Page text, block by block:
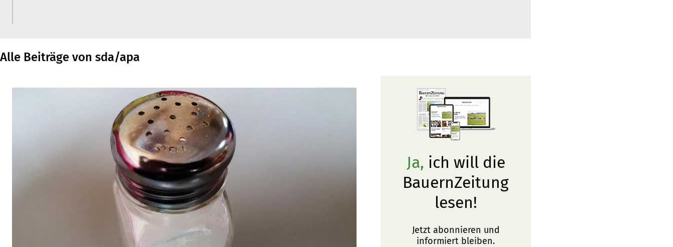
Alle Beiträge von sda/apa
Ja, ich will die
BauernZeitung
lesen!
Jetzt abonnieren und
informiert bleiben.